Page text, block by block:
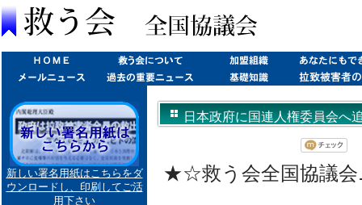
新しい署名用紙はこちらをダ
ウンロードし、印刷してご活
用下さい
日本政府に国連人権委員会へ
★☆救う会全国協議